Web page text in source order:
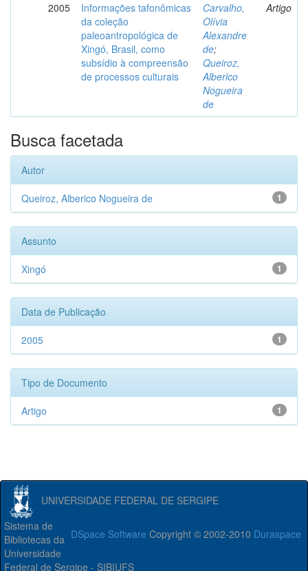
2005
Informações tafonômicas
da coleção
paleoantropológica de
Xingó, Brasil, como
subsídio à compreensão
de processos culturais
Carvalho,
Olívia
Alexandre
de;
Queiroz,
Alberico
Nogueira
de
Artigo
Busca facetada
Autor
1
Queiroz, Alberico Nogueira de
Assunto
1
Xingó
Data de Publicação
1
2005
Tipo de Documento
1
Artigo
UNIVERSIDADE FEDERAL DE SERGIPE
DSpace Software Copyright © 2002-2010 Duraspace
Sistema de
Bibliotecas da
Universidade
Federal de Sergipe - SIBIUFS